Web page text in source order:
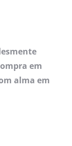
em
alma em